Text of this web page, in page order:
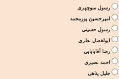
رسول منوچهری
امیرحسین پورمحمد
رسول حسینی
ابولفضل نظری
رضا آقابابایی
احمد نصیری
جلیل پناهی